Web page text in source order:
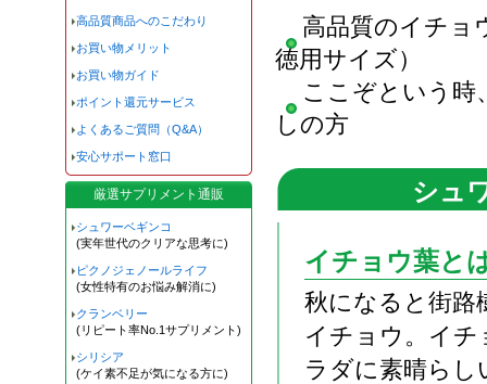
高品質のイチョ
徳用サイズ）
ここぞという時
しの方
シュ
イチョウ葉と
秋になると街路
イチョウ。イ
ラダに素晴ら
高品質商品へのこだわり
お買い物メリット
お買い物ガイド
ポイント還元サービス
よくあるご質問（Q&A）
安心サポート窓口
厳選サプリメント通販
シュワーベギンコ
(実年世代のクリアな思考に)
ピクノジェノールライフ
(女性特有のお悩み解消に)
クランベリー
(リピート率No.1サプリメント)
シリシア
(ケイ素不足が気になる方に)